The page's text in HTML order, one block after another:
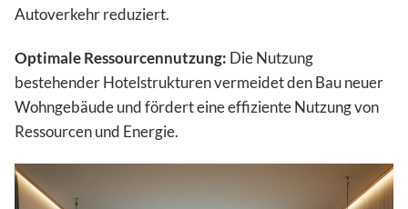
Autoverkehr reduziert.
Optimale Ressourcennutzung: Die Nutzung
bestehender Hotelstrukturen vermeidet den Bau neuer
Wohngebäude und fördert eine effiziente Nutzung von
Ressourcen und Energie.